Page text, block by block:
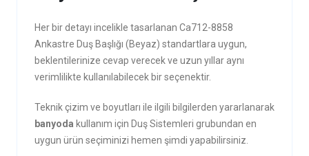
Her bir detayı incelikle tasarlanan Ca712-8858
Ankastre Duş Başlığı (Beyaz) standartlara uygun,
beklentilerinize cevap verecek ve uzun yıllar aynı
verimlilikte kullanılabilecek bir seçenektir.
Teknik çizim ve boyutları ile ilgili bilgilerden yararlanarak
banyoda kullanım için Duş Sistemleri grubundan en
uygun ürün seçiminizi hemen şimdi yapabilirsiniz.